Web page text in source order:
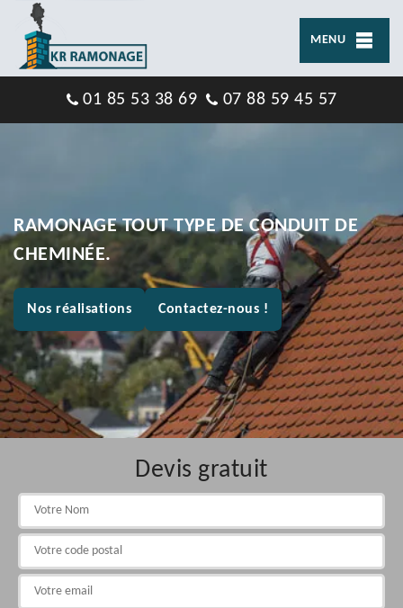
MENU
01 85 53 38 69 07 88 59 45 57
RAMONAGE TOUT TYPE DE CONDUIT DE
CHEMINÉE.
Nos réalisations Contactez-nous !
Devis gratuit